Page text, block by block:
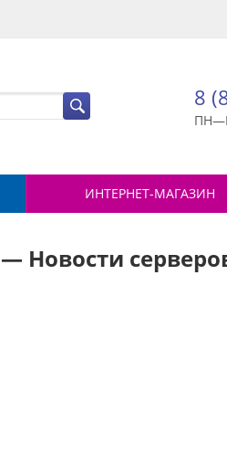
8
ИНТЕРНЕТ-МАГАЗИН
Новости